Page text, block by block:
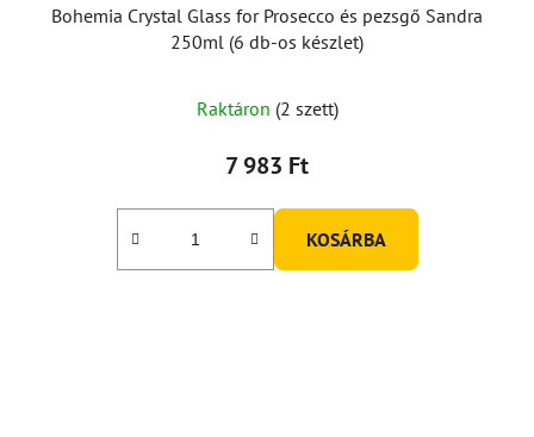
Bohemia Crystal Glass for Prosecco és pezsgő Sandra
250ml (6 db-os készlet)
Raktáron (2 szett)
7 983 Ft
KOSÁRBA